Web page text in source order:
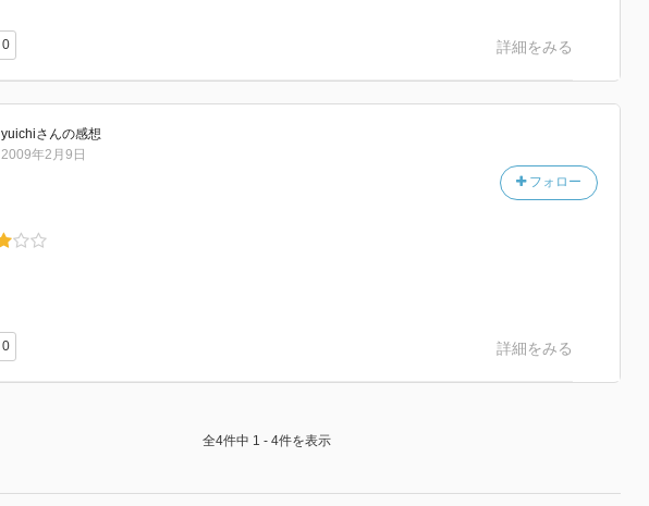
0 詳細をみる
yuichiさんの感想
フォロー
2009年2月9日
0 詳細をみる
全4件中 1 - 4件を表示